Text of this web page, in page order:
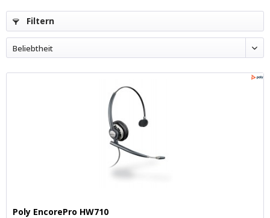
Filtern
Beliebtheit
Poly EncorePro HW710